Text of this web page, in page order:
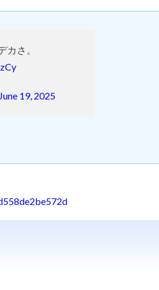
カさ。
June 19, 2025